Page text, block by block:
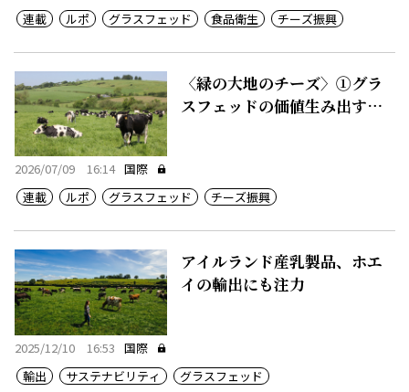
連載
ルポ グラスフェッド 食品衛生 チーズ振興
〈緑の大地のチーズ〉①グラ
スフェッドの価値生み出す豊
2026/07/09 16:14 国際
連載
ルポ グラスフェッド チーズ振興
アイルランド産乳製品、ホエ
イの輸出にも注力
2025/12/10 16:53 国際
輸出
サステナビリティ グラスフェッド